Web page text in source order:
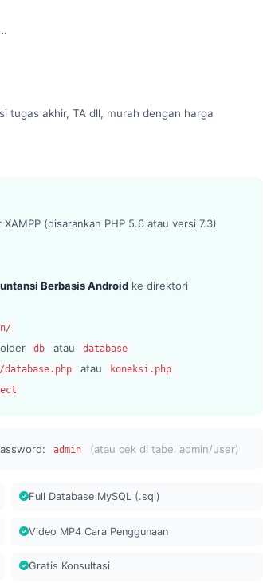
tugas akhir, TA dll, murah dengan harga
(disarankan PHP 5.6 atau versi 7.3)
Berbasis Android ke direktori
db atau database
atau koneksi.php
admin (atau cek di tabel admin/user)
Full Database MySQL (.sql)
Video MP4 Cara Penggunaan
Gratis Konsultasi